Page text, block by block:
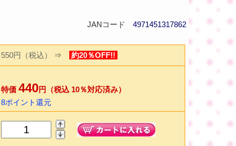
JANコード 4971451317862
550円（税込） ⇒ 約20％OFF!!
特価 440円（税込 10％対応済み）
8ポイント還元